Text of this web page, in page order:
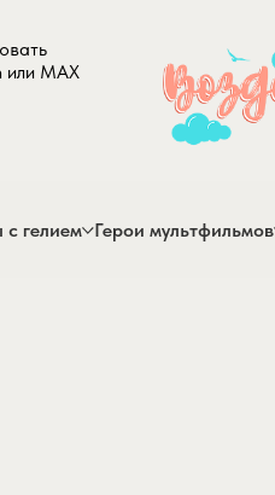
или MAX
гелием Герои мультфильмов